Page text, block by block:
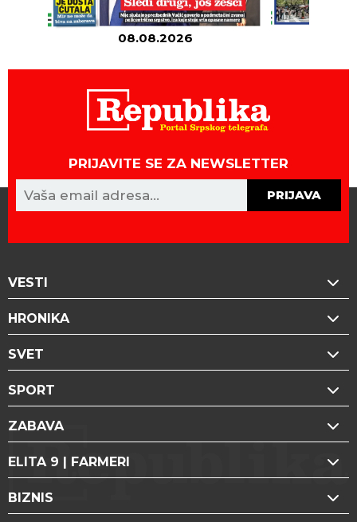
08.08.2026
PRIJAVITE SE ZA NEWSLETTER
PRIJAVA
VESTI
HRONIKA
SVET
SPORT
ZABAVA
ELITA 9 | FARMERI
BIZNIS